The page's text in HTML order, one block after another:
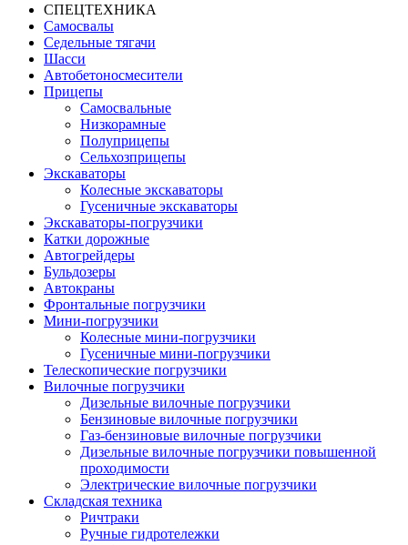
СПЕЦТЕХНИКА
Самосвалы
Седельные тягачи
Шасси
Автобетоно­смесители
Прицепы
Самосвальные
Низкорамные
Полуприцепы
Сельхозприцепы
Экскаваторы
Колесные экскаваторы
Гусеничные экскаваторы
Экскаваторы-погрузчики
Катки дорожные
Автогрейдеры
Бульдозеры
Автокраны
Фронтальные погрузчики
Мини-погрузчики
Колесные мини-погрузчики
Гусеничные мини-погрузчики
Телескопические погрузчики
Вилочные погрузчики
Дизельные вилочные погрузчики
Бензиновые вилочные погрузчики
Газ-бензиновые вилочные погрузчики
Дизельные вилочные погрузчики повышенной
проходимости
Электрические вилочные погрузчики
Складская техника
Ричтраки
Ручные гидротележки